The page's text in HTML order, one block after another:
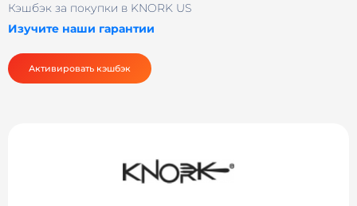
Кэшбэк за покупки в KNORK US
Изучите наши гарантии
Активировать кэшбэк